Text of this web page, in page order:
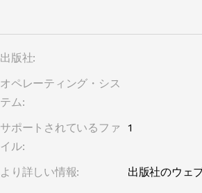
出版社:
オペレーティング・シス
テム:
サポートされているファ
イル:
1
より詳しい情報: 出版社のウェ